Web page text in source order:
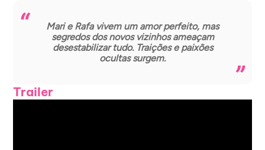
Mari e Rafa vivem um amor perfeito, mas
segredos dos novos vizinhos ameaçam
desestabilizar tudo. Traições e paixões
ocultas surgem.
Trailer